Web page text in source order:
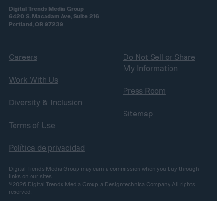
Digital Trends Media Group
6420 S. Macadam Ave, Suite 216
Portland, OR 97239
Careers
Work With Us
Diversity & Inclusion
Terms of Use
Política de privacidad
Do Not Sell or Share
My Information
Press Room
Sitemap
Digital Trends Media Group may earn a commission when you buy through
links on our sites.
©2026 Digital Trends Media Group , a Designtechnica Company. All rights
reserved.